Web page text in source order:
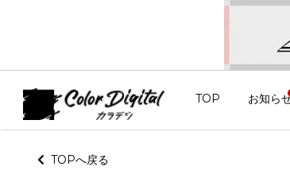
TOP お知ら
TOPへ戻る